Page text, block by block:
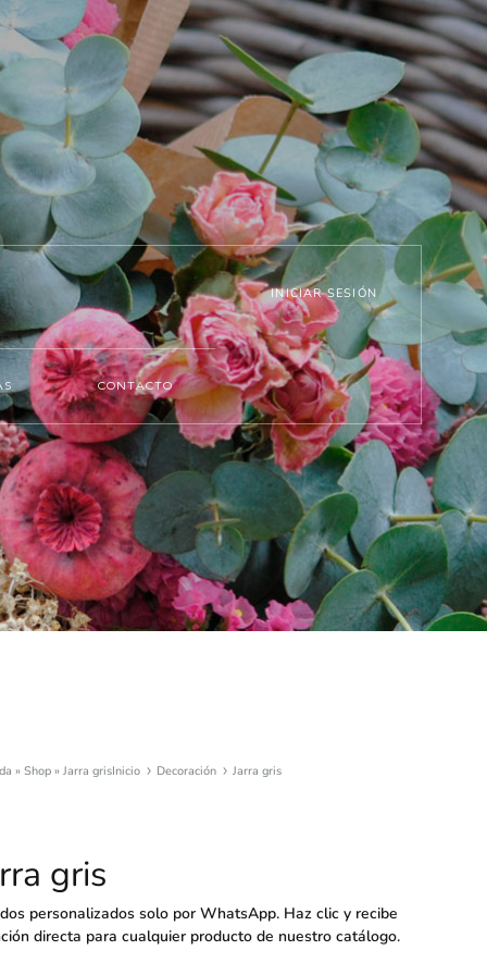
INICIAR SESIÓN
CONTACTO
» Shop» Jarra grisInicio Decoración Jarra gris
gris
personalizados solo por WhatsApp. Haz clic y recibe
directa para cualquier producto de nuestro catálogo.